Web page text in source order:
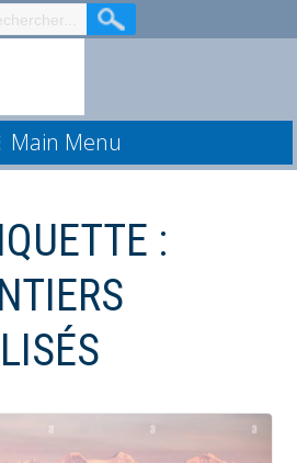
Main Menu
: